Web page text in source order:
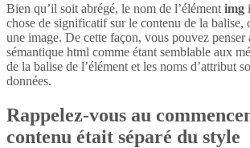
Bien qu’il soit abrégé, le nom de l’élément img
chose de significatif sur le contenu de la balise,
une image. De cette façon, vous pouvez penser
sémantique html comme étant semblable aux
de la balise de l’élément et les noms d’attribut
données.
Rappelez-vous au
contenu était séparé du style